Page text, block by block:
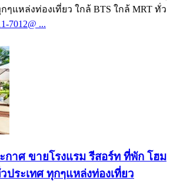
ๆแหล่งท่องเที่ยว ใกล้ BTS ใกล้ MRT ทั่ว
7012@ ...
กาศ ขายโรงแรม รีสอร์ท ที่พัก โฮม
ประเทศ ทุกๆแหล่งท่องเที่ยว